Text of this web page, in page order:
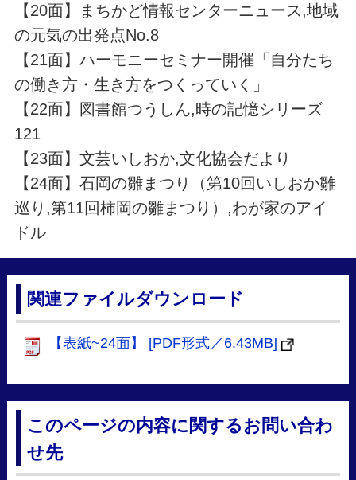
【20面】まちかど情報センターニュース,地域
の元気の出発点No.8
【21面】ハーモニーセミナー開催「自分たち
の働き方・生き方をつくっていく」
【22面】図書館つうしん,時の記憶シリーズ
121
【23面】文芸いしおか,文化協会だより
【24面】石岡の雛まつり（第10回いしおか雛
巡り,第11回柿岡の雛まつり）,わが家のアイ
ドル
関連ファイルダウンロード
【表紙~24面】 [PDF形式／6.43MB]
このページの内容に関するお問い合わ
せ先